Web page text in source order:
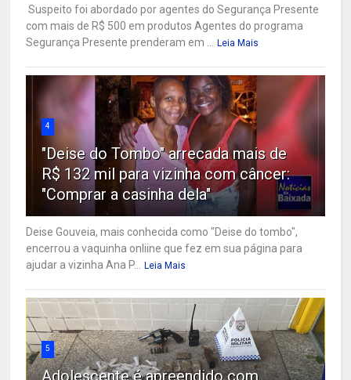
Suspeito foi abordado por agentes do Segurança Presente
com mais de R$ 500 em produtos Agentes do programa
Segurança Presente prenderam em ...
Leia Mais
4
"Deise do Tombo" arrecada mais de
R$ 132 mil para vizinha com câncer:
"Comprar a casinha dela"
Deise Gouveia, mais conhecida como "Deise do tombo",
encerrou a vaquinha onliine que fez em sua página para
ajudar a vizinha Ana P...
Leia Mais
5
Adolescente é apreendido com